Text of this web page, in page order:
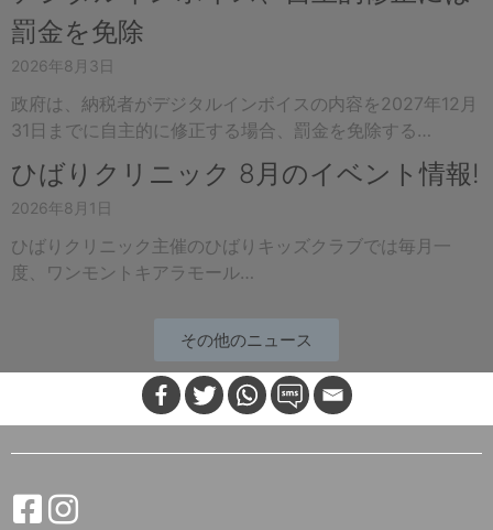
罰金を免除
2026年8月3日
政府は、納税者がデジタルインボイスの内容を2027年12月
31日までに自主的に修正する場合、罰金を免除する…
ひばりクリニック 8月のイベント情報!
2026年8月1日
ひばりクリニック主催のひばりキッズクラブでは毎月一
度、ワンモントキアラモール…
その他のニュース